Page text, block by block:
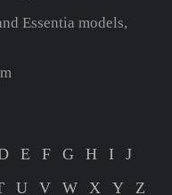
Essentia models,
E F G H I
J
U V W X Y Z